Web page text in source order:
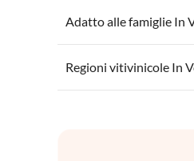
Adatto alle famiglie In
Regioni vitivinicole In